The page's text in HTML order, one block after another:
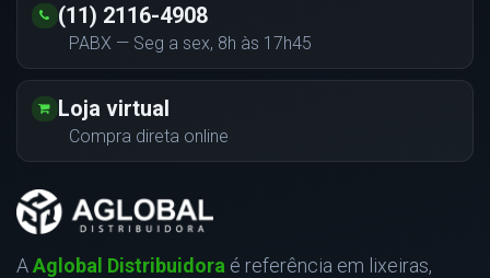
(11) 2116-4908
PABX — Seg a sex, 8h às 17h45
Loja virtual
Compra direta online
AAglobal Distribuidora é referência em lixeiras,